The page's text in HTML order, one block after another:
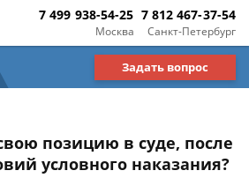
Москва
7 499 938-54-25
Санкт-Петербург
7 812 467-37-54
Задать вопрос
позицию в суде, после
условного наказания?